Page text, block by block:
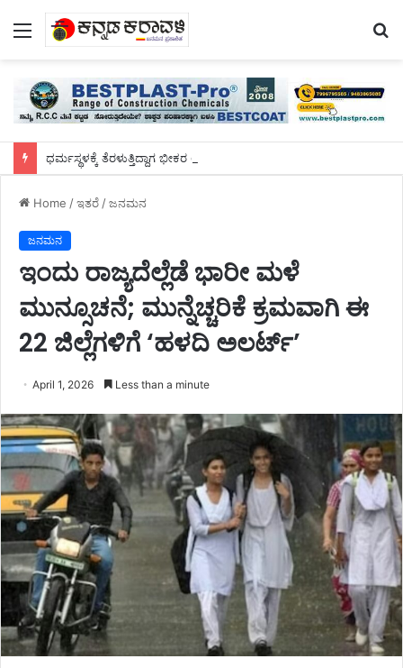
Menu
ಧರ್ಮಸ್ಥಳಕ್ಕೆ ತೆರಳುತ್ತಿದ್ದಾಗ ಭೀಕರ ಅಪಘಾತ: ಮೂವರು ಸ್ಥಳದಲ್ಲೇ ಸಾವು
Home /ಇತರೆ/ಜನಮನ
ಜನಮನ
ಇಂದು ರಾಜ್ಯದೆಲ್ಲೆಡೆ ಭಾರೀ ಮಳೆ
ಮುನ್ಸೂಚನೆ; ಮುನ್ನೆಚ್ಚರಿಕೆ ಕ್ರಮವಾಗಿ ಈ
22 ಜಿಲ್ಲೆಗಳಿಗೆ ‘ಹಳದಿ ಅಲರ್ಟ್’
April 1, 2026 Less than a minute